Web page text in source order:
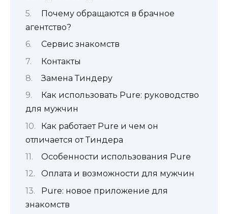
Почему обращаются в брачное
агентство?
Сервис знакомств
Контакты
Замена Тиндеру
Как использовать Pure: руководство
для мужчин
Как работает Pure и чем он
отличается от Тиндера
Особенности использования Pure
Оплата и возможности для мужчин
Pure: новое приложение для
знакомств